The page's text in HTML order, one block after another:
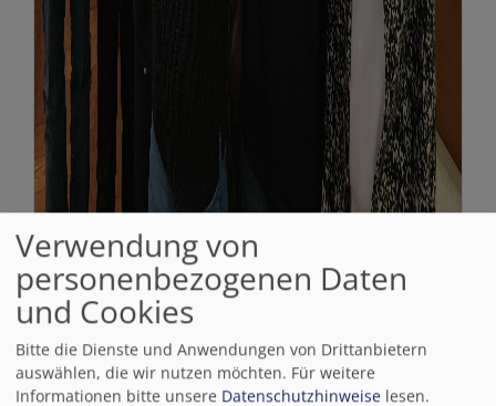
Verwendung von
personenbezogenen Daten
und Cookies
Bitte die Dienste und Anwendungen von Drittanbietern
auswählen, die wir nutzen möchten. Für weitere
Informationen bitte unsere Datenschutzhinweise lesen.